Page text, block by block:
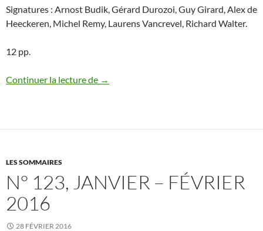
Signatures : Arnost Budik, Gérard Durozoi, Guy Girard, Alex de
Heeckeren, Michel Remy, Laurens Vancrevel, Richard Walter.
12 pp.
Continuer la lecture de N° 124, mars – avril 2016
→
LES SOMMAIRES
N° 123, JANVIER – FÉVRIER
2016
28 FÉVRIER 2016